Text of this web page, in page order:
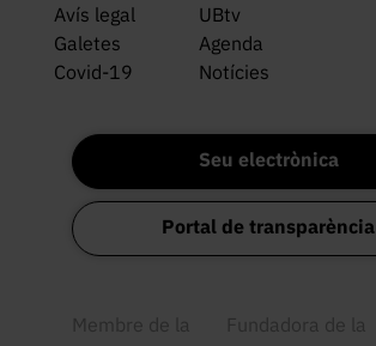
Avís legal
UBtv
Galetes
Agenda
Covid-19
Notícies
Seu electrònica
Portal de transparència
Membre de la Fundadora de la